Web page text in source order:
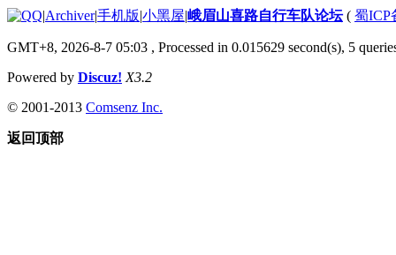
|Archiver|手机版|小黑屋|峨眉山喜路自行车队论坛( 蜀ICP
GMT+8, 2026-8-7 05:03 , Processed in 0.015629 second(s), 5
Powered by Discuz! X3.2
© 2001-2013 Comsenz Inc.
返回顶部